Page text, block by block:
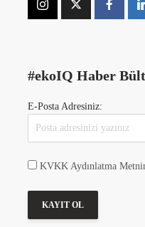
#ekoIQ Haber
E-Posta Adresiniz:
KVKK Aydınlatma